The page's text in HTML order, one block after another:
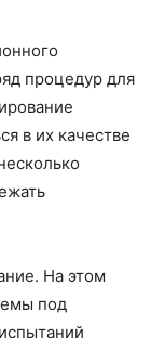
процедур для
в их качестве
На этом
под